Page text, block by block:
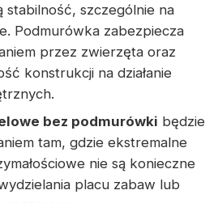
stabilność, szczególnie na
Podmurówka zabezpiecza
przez zwierzęta oraz
konstrukcji na działanie
bez podmurówki będzie
tam, gdzie ekstremalne
nie są konieczne
placu zabaw lub